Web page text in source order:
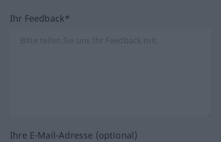
Ihr Feedback*
Ihre E-Mail-Adresse (optional)